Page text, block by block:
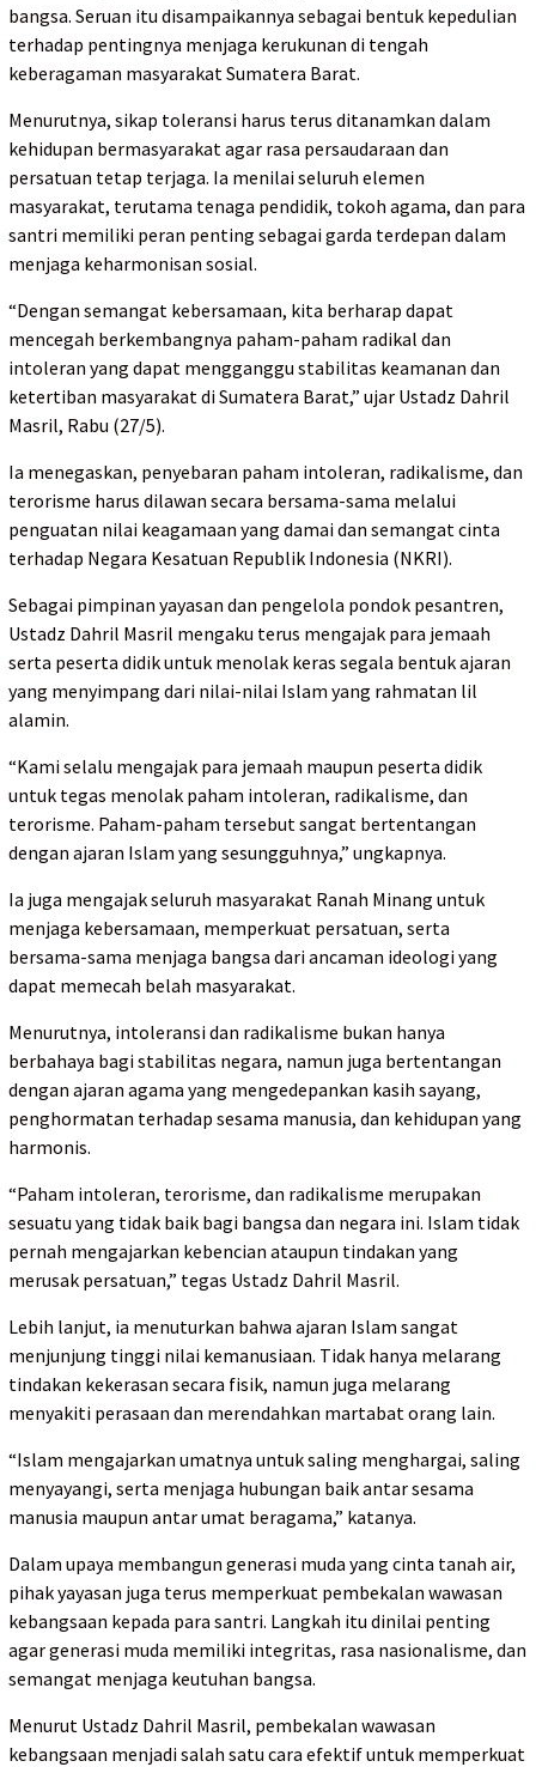
bangsa. Seruan itu disampaikannya sebagai bentuk kepedulian
terhadap pentingnya menjaga kerukunan di tengah
keberagaman masyarakat Sumatera Barat.
Menurutnya, sikap toleransi harus terus ditanamkan dalam
kehidupan bermasyarakat agar rasa persaudaraan dan
persatuan tetap terjaga. Ia menilai seluruh elemen
masyarakat, terutama tenaga pendidik, tokoh agama, dan para
santri memiliki peran penting sebagai garda terdepan dalam
menjaga keharmonisan sosial.
“Dengan semangat kebersamaan, kita berharap dapat
mencegah berkembangnya paham-paham radikal dan
intoleran yang dapat mengganggu stabilitas keamanan dan
ketertiban masyarakat di Sumatera Barat,” ujar Ustadz Dahril
Masril, Rabu (27/5).
Ia menegaskan, penyebaran paham intoleran, radikalisme, dan
terorisme harus dilawan secara bersama-sama melalui
penguatan nilai keagamaan yang damai dan semangat cinta
terhadap Negara Kesatuan Republik Indonesia (NKRI).
Sebagai pimpinan yayasan dan pengelola pondok pesantren,
Ustadz Dahril Masril mengaku terus mengajak para jemaah
serta peserta didik untuk menolak keras segala bentuk ajaran
yang menyimpang dari nilai-nilai Islam yang rahmatan lil
alamin.
“Kami selalu mengajak para jemaah maupun peserta didik
untuk tegas menolak paham intoleran, radikalisme, dan
terorisme. Paham-paham tersebut sangat bertentangan
dengan ajaran Islam yang sesungguhnya,” ungkapnya.
Ia juga mengajak seluruh masyarakat Ranah Minang untuk
menjaga kebersamaan, memperkuat persatuan, serta
bersama-sama menjaga bangsa dari ancaman ideologi yang
dapat memecah belah masyarakat.
Menurutnya, intoleransi dan radikalisme bukan hanya
berbahaya bagi stabilitas negara, namun juga bertentangan
dengan ajaran agama yang mengedepankan kasih sayang,
penghormatan terhadap sesama manusia, dan kehidupan yang
harmonis.
“Paham intoleran, terorisme, dan radikalisme merupakan
sesuatu yang tidak baik bagi bangsa dan negara ini. Islam tidak
pernah mengajarkan kebencian ataupun tindakan yang
merusak persatuan,” tegas Ustadz Dahril Masril.
Lebih lanjut, ia menuturkan bahwa ajaran Islam sangat
menjunjung tinggi nilai kemanusiaan. Tidak hanya melarang
tindakan kekerasan secara fisik, namun juga melarang
menyakiti perasaan dan merendahkan martabat orang lain.
“Islam mengajarkan umatnya untuk saling menghargai, saling
menyayangi, serta menjaga hubungan baik antar sesama
manusia maupun antar umat beragama,” katanya.
Dalam upaya membangun generasi muda yang cinta tanah air,
pihak yayasan juga terus memperkuat pembekalan wawasan
kebangsaan kepada para santri. Langkah itu dinilai penting
agar generasi muda memiliki integritas, rasa nasionalisme, dan
semangat menjaga keutuhan bangsa.
Menurut Ustadz Dahril Masril, pembekalan wawasan
kebangsaan menjadi salah satu cara efektif untuk memperkuat